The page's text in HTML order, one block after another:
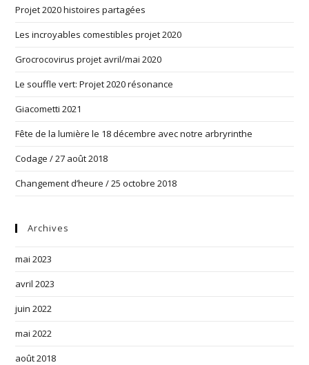
Projet 2020 histoires partagées
Les incroyables comestibles projet 2020
Grocrocovirus projet avril/mai 2020
Le souffle vert: Projet 2020 résonance
Giacometti 2021
Fête de la lumière le 18 décembre avec notre arbryrinthe
Codage / 27 août 2018
Changement d’heure / 25 octobre 2018
Archives
mai 2023
avril 2023
juin 2022
mai 2022
août 2018